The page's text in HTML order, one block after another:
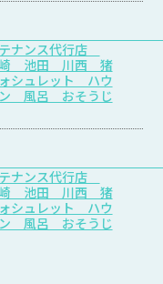
ナンス代行店
池田 川西 猪
ュレット ハウ
風呂 おそうじ
ナンス代行店
池田 川西 猪
ュレット ハウ
風呂 おそうじ